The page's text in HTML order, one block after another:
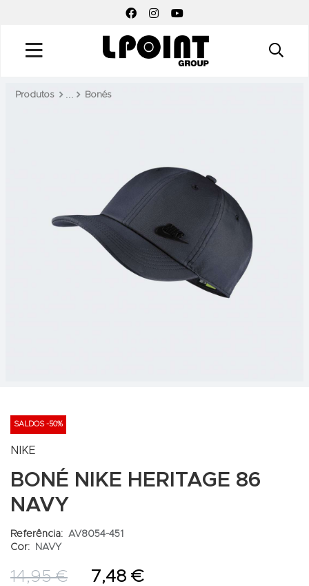
FACEBOOK SOCIAL LINK
INSTAGRAM SOCIAL LINK
YOUTUBE SOCIAL LINK
Produtos Bonés
SALDOS -50%
NIKE
BONÉ NIKE HERITAGE 86
NAVY
Referência: AV8054-451
Cor:
NAVY
14,95 € 7,48 €